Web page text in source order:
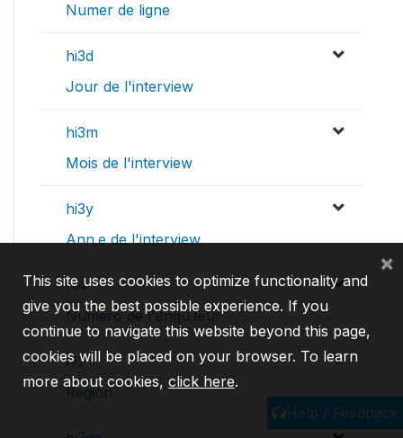
Numer de ligne
hi3d
Jour de l'interview
hi3m
Mois de l'interview
hi3y
Ann‚e de l'interview
hi4
Numero de l'enqu‚teur
hi7
Region
Help / Feedback
This site uses cookies to optimize functionality and
give you the best possible experience. If you
continue to navigate this website beyond this page,
cookies will be placed on your browser. To learn
more about cookies, click here.
×